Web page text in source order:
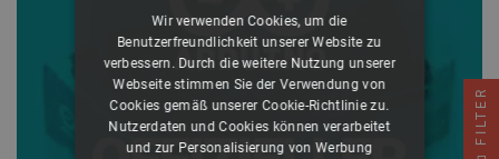
FILTER
Wir verwenden Cookies, um die
Benutzerfreundlichkeit unserer Website zu
verbessern. Durch die weitere Nutzung unserer
Webseite stimmen Sie der Verwendung von
Cookies gemäß unserer Cookie-Richtlinie zu.
Nutzerdaten und Cookies können verarbeitet
und zur Personalisierung von Werbung